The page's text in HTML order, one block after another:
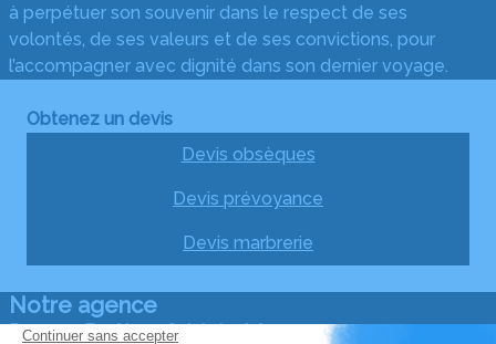
à perpétuer son souvenir dans le respect de ses
volontés, de ses valeurs et de ses convictions, pour
l’accompagner avec dignité dans son dernier voyage.
Obtenez un devis
Devis obsèques
Devis prévoyance
Devis marbrerie
Notre agence
Pompes Funèbres Saint-Andréennes